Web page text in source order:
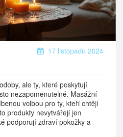
17 listopadu 2024
ale ty, které poskytují
nezapomenutelné. Masážní
volbou pro ty, kteří chtějí
produkty nevytvářejí jen
podporují zdraví pokožky a